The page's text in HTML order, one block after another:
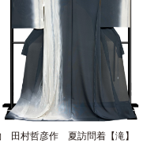
田村哲彦作 夏訪問着【滝】